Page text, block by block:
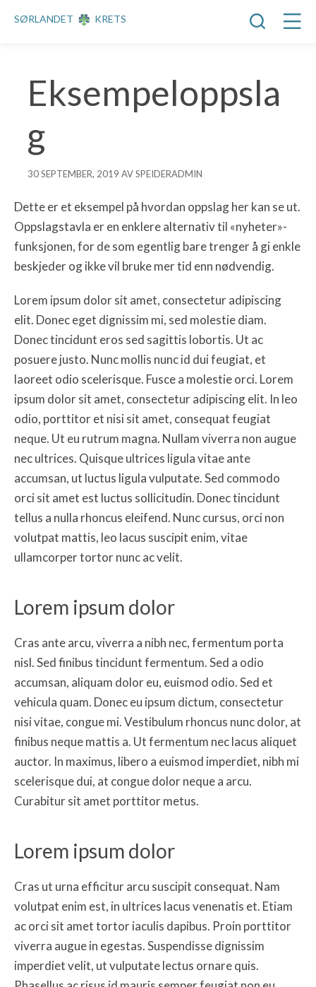
SØRLANDET KRETS
Eksempeloppsla
g
30 SEPTEMBER, 2019 AV SPEIDERADMIN
Dette er et eksempel på hvordan oppslag her kan se ut.
Oppslagstavla er en enklere alternativ til «nyheter»-
funksjonen, for de som egentlig bare trenger å gi enkle
beskjeder og ikke vil bruke mer tid enn nødvendig.
Lorem ipsum dolor sit amet, consectetur adipiscing
elit. Donec eget dignissim mi, sed molestie diam.
Donec tincidunt eros sed sagittis lobortis. Ut ac
posuere justo. Nunc mollis nunc id dui feugiat, et
laoreet odio scelerisque. Fusce a molestie orci. Lorem
ipsum dolor sit amet, consectetur adipiscing elit. In leo
odio, porttitor et nisi sit amet, consequat feugiat
neque. Ut eu rutrum magna. Nullam viverra non augue
nec ultrices. Quisque ultrices ligula vitae ante
accumsan, ut luctus ligula vulputate. Sed commodo
orci sit amet est luctus sollicitudin. Donec tincidunt
tellus a nulla rhoncus eleifend. Nunc cursus, orci non
volutpat mattis, leo lacus suscipit enim, vitae
ullamcorper tortor nunc ac velit.
Lorem ipsum dolor
Cras ante arcu, viverra a nibh nec, fermentum porta
nisl. Sed finibus tincidunt fermentum. Sed a odio
accumsan, aliquam dolor eu, euismod odio. Sed et
vehicula quam. Donec eu ipsum dictum, consectetur
nisi vitae, congue mi. Vestibulum rhoncus nunc dolor, at
finibus neque mattis a. Ut fermentum nec lacus aliquet
auctor. In maximus, libero a euismod imperdiet, nibh mi
scelerisque dui, at congue dolor neque a arcu.
Curabitur sit amet porttitor metus.
Lorem ipsum dolor
Cras ut urna efficitur arcu suscipit consequat. Nam
volutpat enim est, in ultrices lacus venenatis et. Etiam
ac orci sit amet tortor iaculis dapibus. Proin porttitor
viverra augue in egestas. Suspendisse dignissim
imperdiet velit, ut vulputate lectus ornare quis.